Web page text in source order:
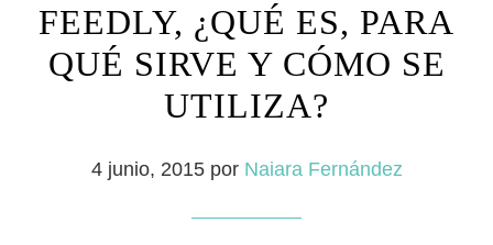
FEEDLY, ¿QUÉ ES, PARA
QUÉ SIRVE Y CÓMO SE
UTILIZA?
4 junio, 2015por Naiara Fernández